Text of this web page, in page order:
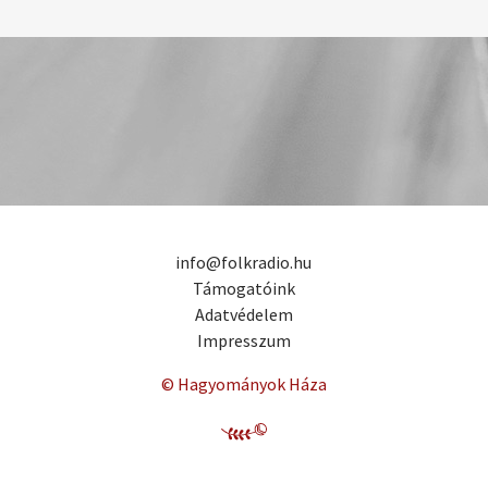
info@folkradio.hu
Támogatóink
Adatvédelem
Impresszum
© Hagyományok Háza